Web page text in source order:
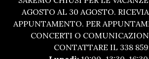
AGOSTO AL 30 AGOSTO.
APPUNTAMENTO. PER
CONCERTI O
CONTATTARE IL 338